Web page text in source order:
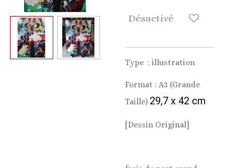
Désactivé
Type : illustration
Format : A3 (Grande
Taille) 29,7 x 42 cm
[Dessin Original]